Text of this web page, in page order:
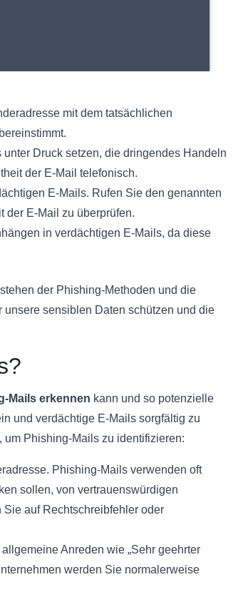
mit dem tatsächlichen
Druck setzen, die dringendes Handeln
der E-Mail telefonisch.
E-Mails. Rufen Sie den genannten
der E-Mail zu überprüfen.
in verdächtigen E-Mails, da diese
der Phishing-Methoden und die
sensiblen Daten schützen und die
Mails erkennen kann und so potenzielle
und verdächtige E-Mails sorgfältig zu
um Phishing-Mails zu identifizieren:
Phishing-Mails verwenden oft
sollen, von vertrauenswürdigen
auf Rechtschreibfehler oder
Anreden wie „Sehr geehrter
werden Sie normalerweise